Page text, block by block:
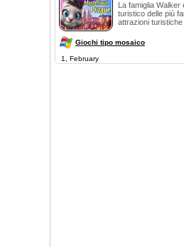
La famiglia Walker
turistico delle più
attrazioni turistiche
Giochi tipo mosaico
1, February